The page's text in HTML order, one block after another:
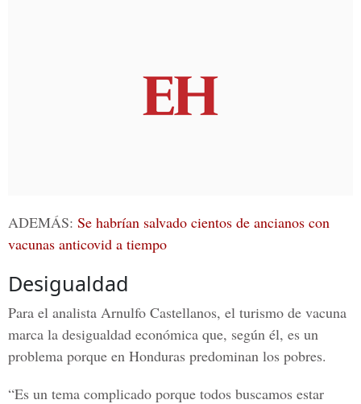
ADEMÁS: Se habrían salvado cientos de ancianos con
vacunas anticovid a tiempo
Desigualdad
Para el analista Arnulfo Castellanos, el turismo de vacuna
marca la desigualdad económica que, según él, es un
problema porque en Honduras predominan los pobres.
“Es un tema complicado porque todos buscamos estar